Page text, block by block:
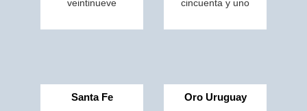
veintinueve
cincuenta y uno
Santa Fe Oro Uruguay